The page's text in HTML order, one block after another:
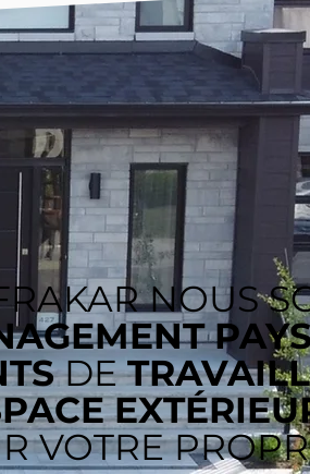
NOUS
DE
VOTRE